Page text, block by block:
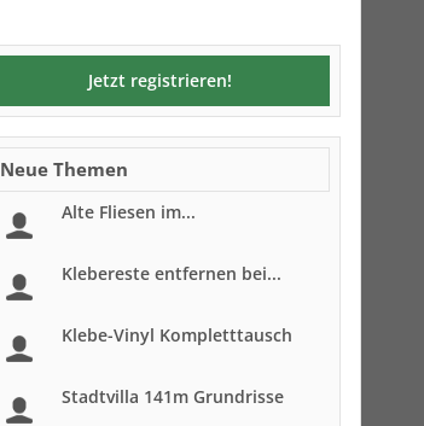
Jetzt registrieren!
Neue Themen
Alte Fliesen im...
Klebereste entfernen bei...
Klebe-Vinyl Kompletttausch
Stadtvilla 141m Grundrisse